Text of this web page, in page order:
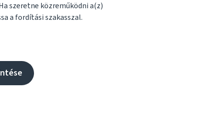
szeretne közreműködni a(z)
a fordítási szakasszal.